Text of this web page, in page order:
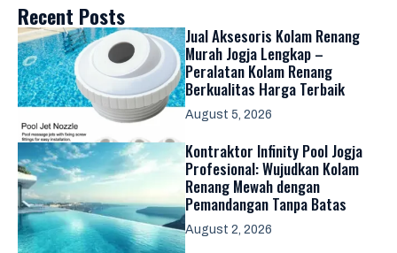
Recent Posts
Jual Aksesoris Kolam Renang
Murah Jogja Lengkap –
Peralatan Kolam Renang
Berkualitas Harga Terbaik
August 5, 2026
Kontraktor Infinity Pool Jogja
Profesional: Wujudkan Kolam
Renang Mewah dengan
Pemandangan Tanpa Batas
August 2, 2026